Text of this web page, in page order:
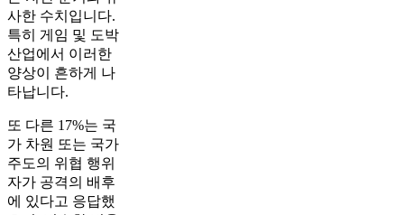
사한 수치입니다.
특히 게임 및 도박
산업에서 이러한
양상이 흔하게 나
타납니다.
또 다른 17%는 국
가 차원 또는 국가
주도의 위협 행위
자가 공격의 배후
에 있다고 응답했